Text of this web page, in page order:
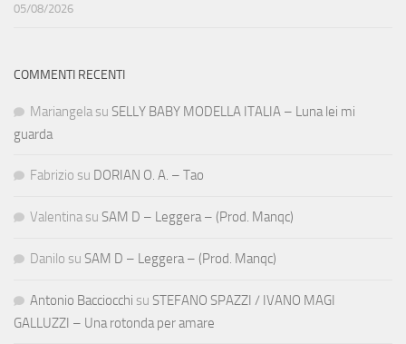
05/08/2026
COMMENTI RECENTI
Mariangela su SELLY BABY MODELLA ITALIA – Luna lei mi
guarda
Fabrizio su DORIAN O. A. – Tao
Valentina su SAM D – Leggera – (Prod. Manqc)
Danilo su SAM D – Leggera – (Prod. Manqc)
Antonio Bacciocchi su STEFANO SPAZZI / IVANO MAGI
GALLUZZI – Una rotonda per amare